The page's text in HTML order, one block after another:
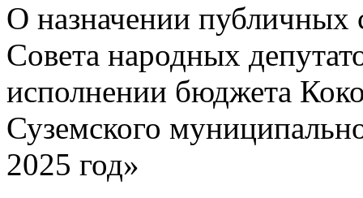
О назначении
Совета народных
исполнении бюджета
Суземского
2025 год»